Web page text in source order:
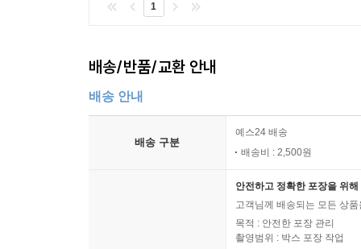
1
배송/반품/교환 안내
배송 안내
배송 구분
예스24 배송
배송비 : 2,500원
안전하고 정확한 포장을 위
고객님께 배송되는 모든 상
목적 : 안전한 포장 관리
촬영범위 : 박스 포장 작업